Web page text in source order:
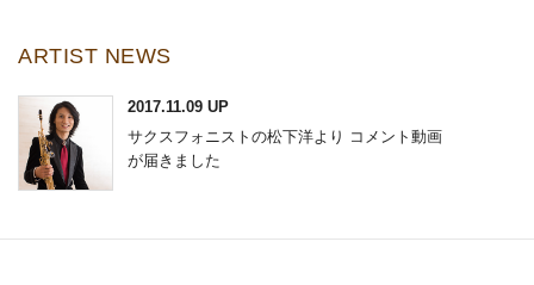
ARTIST NEWS
2017.11.09 UP
サクスフォニストの松下洋より コメント動画
が届きました